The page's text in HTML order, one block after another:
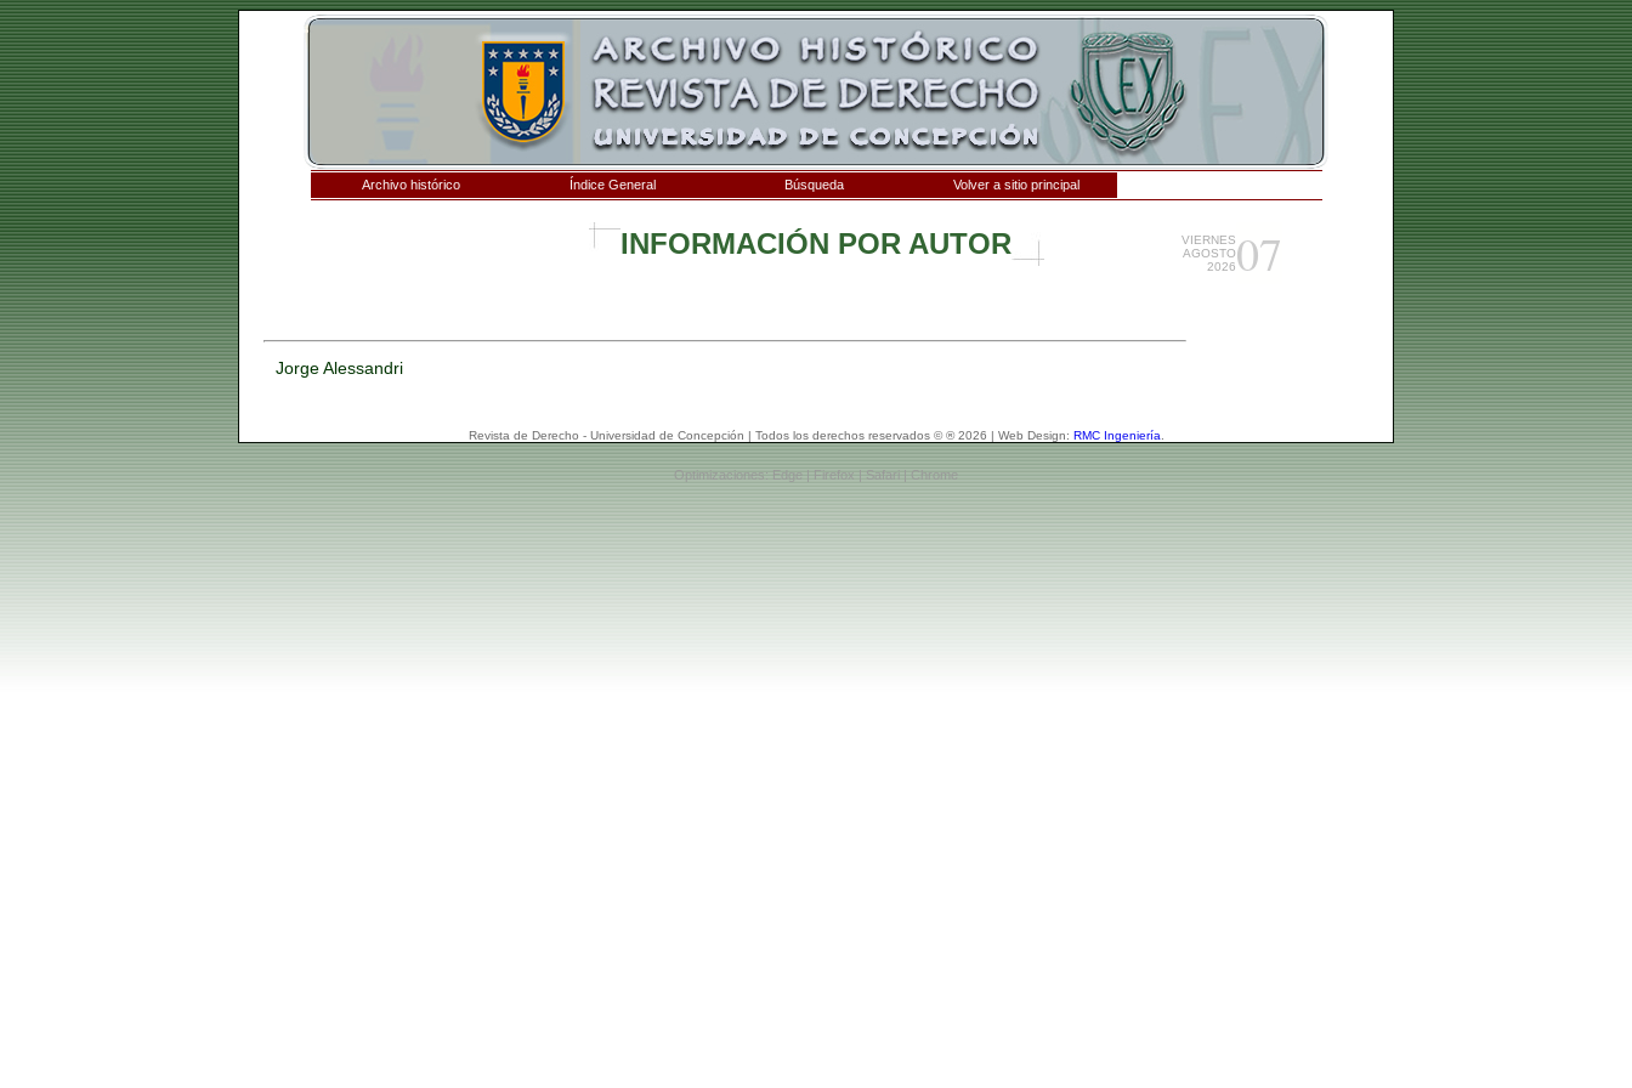
Archivo histórico Índice General Búsqueda Volver a sitio principal
VIERNES
AGOSTO
202607
INFORMACIÓN POR AUTOR
Jorge Alessandri
Revista de Derecho - Universidad de Concepción | Todos los derechos reservados © ® 2026 | Web Design: RMC Ingeniería
Optimizaciones: Edge | Firefox | Safari | Chrome